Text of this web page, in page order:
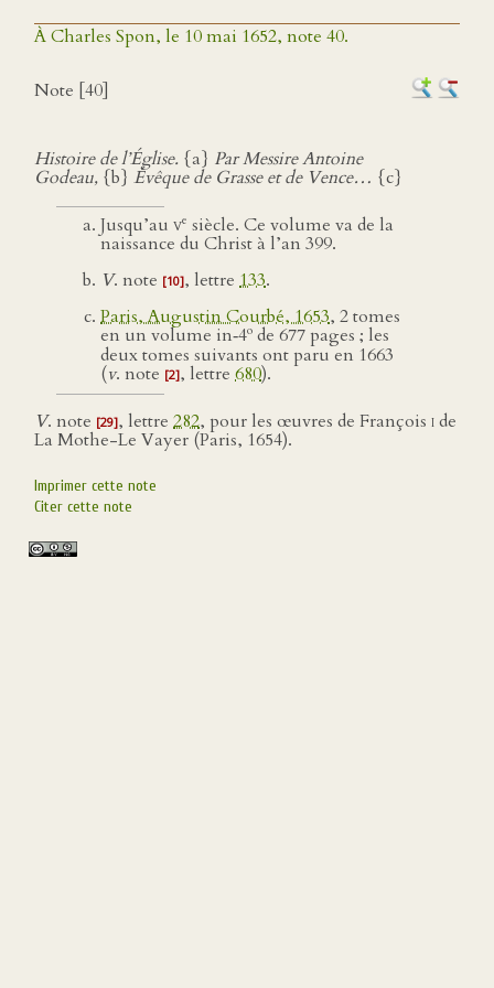
À Charles Spon, le 10 mai 1652, note 40.
Note [40]
Histoire de l’Église. {a} Par Messire Antoine
Godeau, {b} Évêque de Grasse et de Vence… {c}
Jusqu’au ve siècle. Ce volume va de la
naissance du Christ à l’an 399.
V. note [10], lettre 133.
Paris, Augustin Courbé, 1653, 2 tomes
en un volume in‑4o de 677 pages ; les
deux tomes suivants ont paru en 1663
(v. note [2], lettre 680).
V. note [29], lettre 282, pour les œuvres de François ide
La Mothe-Le Vayer (Paris, 1654).
Imprimer cette note
Citer cette note